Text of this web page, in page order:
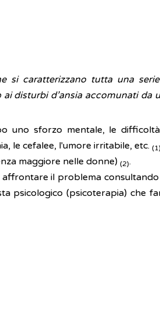
si caratterizzano tutta una
disturbi d’ansia accomunati da
uno sforzo mentale, le
le cefalee, l'umore irritabile, etc. (1)
maggiore nelle donne) (2).
il problema
psicologico (psicoterapia) che